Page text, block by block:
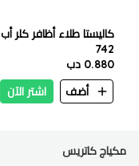
كاليستا طلاء أظافر كلر أب
742
0.880 دب
أضف
اشتر الآن
مكياج كاتريس